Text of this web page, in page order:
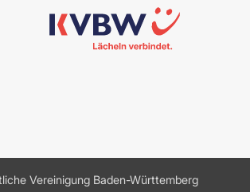
Vereinigung Baden-Württemberg